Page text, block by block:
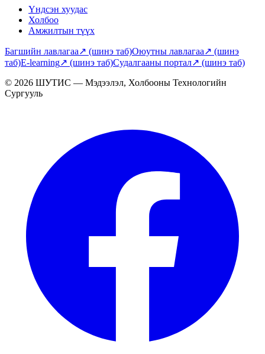
Үндсэн хуудас
Холбоо
Амжилтын түүх
Багшийн лавлагаа↗ (шинэ таб)Оюутны лавлагаа↗ (шинэ
таб)E-learning↗ (шинэ таб)Судалгааны портал↗ (шинэ таб)
© 2026 ШУТИС — Мэдээлэл, Холбооны Технологийн
Сургууль